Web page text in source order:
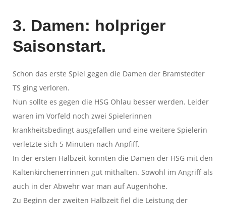
3. Damen: holpriger
Saisonstart.
Schon das erste Spiel gegen die Damen der Bramstedter
TS ging verloren.
Nun sollte es gegen die HSG Ohlau besser werden. Leider
waren im Vorfeld noch zwei Spielerinnen
krankheitsbedingt ausgefallen und eine weitere Spielerin
verletzte sich 5 Minuten nach Anpfiff.
In der ersten Halbzeit konnten die Damen der HSG mit den
Kaltenkirchenerrinnen gut mithalten. Sowohl im Angriff als
auch in der Abwehr war man auf Augenhöhe.
Zu Beginn der zweiten Halbzeit fiel die Leistung der